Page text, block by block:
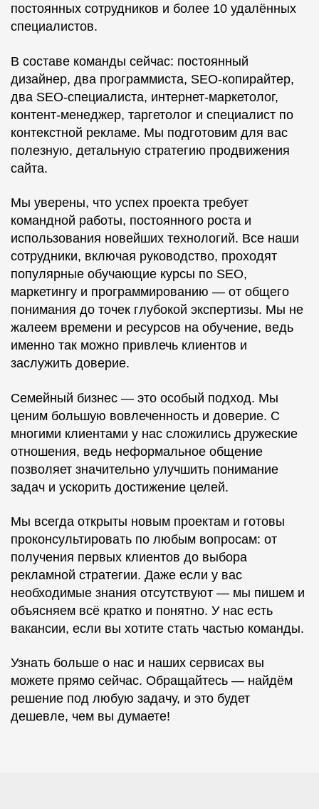
постоянных сотрудников и более 10 удалённых
специалистов.
В составе команды сейчас: постоянный
дизайнер, два программиста, SEO-копирайтер,
два SEO-специалиста, интернет-маркетолог,
контент-менеджер, таргетолог и специалист по
контекстной рекламе. Мы подготовим для вас
полезную, детальную стратегию продвижения
сайта.
Мы уверены, что успех проекта требует
командной работы, постоянного роста и
использования новейших технологий. Все наши
сотрудники, включая руководство, проходят
популярные обучающие курсы по SEO,
маркетингу и программированию — от общего
понимания до точек глубокой экспертизы. Мы не
жалеем времени и ресурсов на обучение, ведь
именно так можно привлечь клиентов и
заслужить доверие.
Семейный бизнес — это особый подход. Мы
ценим большую вовлеченность и доверие. С
многими клиентами у нас сложились дружеские
отношения, ведь неформальное общение
позволяет значительно улучшить понимание
задач и ускорить достижение целей.
Мы всегда открыты новым проектам и готовы
проконсультировать по любым вопросам: от
получения первых клиентов до выбора
рекламной стратегии. Даже если у вас
необходимые знания отсутствуют — мы пишем и
объясняем всё кратко и понятно. У нас есть
вакансии, если вы хотите стать частью команды.
Узнать больше о нас и наших сервисах вы
можете прямо сейчас. Обращайтесь — найдём
решение под любую задачу, и это будет
дешевле, чем вы думаете!